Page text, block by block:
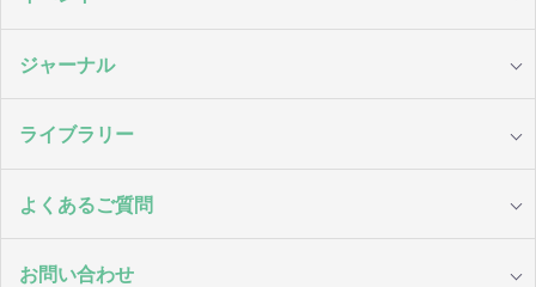
ジャーナル
ライブラリー
よくあるご質問
お問い合わせ